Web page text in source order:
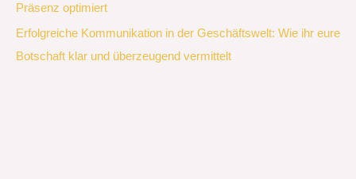
Präsenz optimiert
Erfolgreiche Kommunikation in der Geschäftswelt: Wie ihr eure
Botschaft klar und überzeugend vermittelt